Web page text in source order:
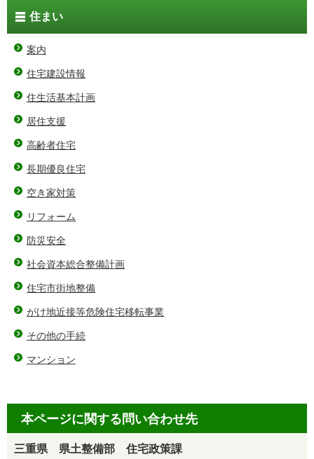
住まい
案内
住宅建設情報
住生活基本計画
居住支援
高齢者住宅
長期優良住宅
空き家対策
リフォーム
防災安全
社会資本総合整備計画
住宅市街地整備
がけ地近接等危険住宅移転事業
その他の手続
マンション
本ページに関する問い合わせ先
三重県 県土整備部 住宅政策課